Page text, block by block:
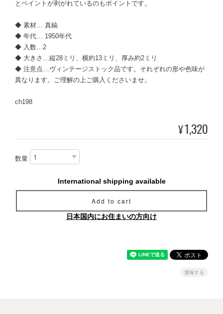
とペイントが剥がれているのもポイントです。
◆ 素材… 真鍮
◆ 年代… 1950年代
◆ 入数…2
◆ 大きさ…縦28ミリ、横約13ミリ、厚み約2ミリ
◆ 注意点…ヴィンテージストック品です。それぞれの形や色味が
異なります。ご理解の上ご購入くださいませ。
ch198
¥1,320
数量
International shipping available
Add to cart
日本国内にお住まいの方向け
通報する